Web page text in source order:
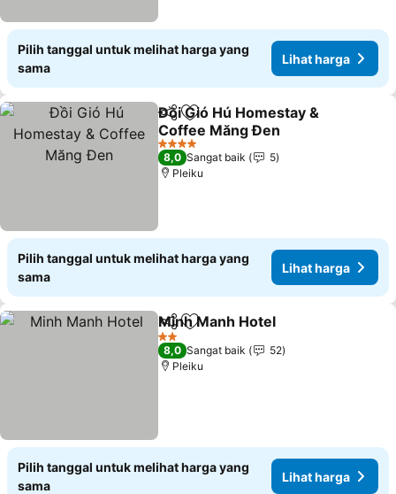
Pilih tanggal untuk melihat harga yang
sama
Lihat harga
BagikanTambahkan ke favorit
Đồi Gió Hú Homestay &
Coffee Măng Đen
Lihat harga
4 Bintang
8,0 Sangat baik
5
Pleiku
Pilih tanggal untuk melihat harga yang
sama
Lihat harga
BagikanTambahkan ke favorit
Minh Manh Hotel
2 Bintang
8,0 Sangat baik
52
Pleiku
Pilih tanggal untuk melihat harga yang
sama
Lihat harga